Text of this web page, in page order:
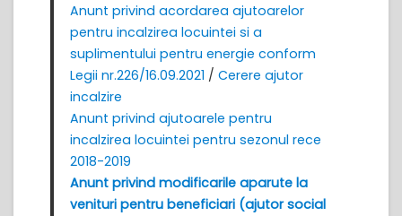
Anunt privind acordarea ajutoarelor
pentru incalzirea locuintei si a
suplimentului pentru energie conform
Legii nr.226/16.09.2021 / Cerere ajutor
incalzire
Anunt privind ajutoarele pentru
incalzirea locuintei pentru sezonul rece
2018-2019
Anunt privind modificarile aparute la
venituri pentru beneficiari (ajutor social